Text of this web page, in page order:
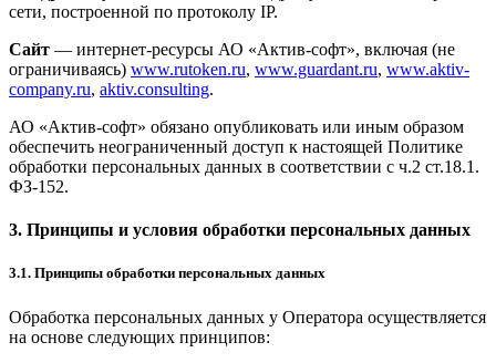
сети, построенной по протоколу IP.
Сайт — интернет-ресурсы АО «Актив-софт», включая (не
ограничиваясь) www.rutoken.ru, www.guardant.ru, www.aktiv-
company.ru, aktiv.consulting.
АО «Актив-софт» обязано опубликовать или иным образом
обеспечить неограниченный доступ к настоящей Политике
обработки персональных данных в соответствии с ч.2 ст.18.1.
ФЗ-152.
3. Принципы и условия обработки персональных данных
3.1. Принципы обработки персональных данных
Обработка персональных данных у Оператора осуществляется
на основе следующих принципов: